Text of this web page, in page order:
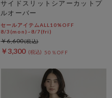
サイドスリットシアーカットプ
ルオーバー
セールアイテムALL10%OFF
8/3(mon)~8/7(fri)
￥3,300 50％OFF
￥6,600